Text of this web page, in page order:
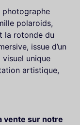
photographe
polaroids,
la rotonde du
issue d’un
unique
artistique,
vente sur notre